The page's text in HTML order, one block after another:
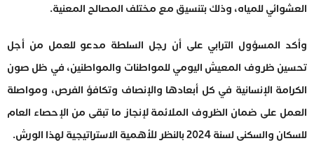
العشوائي للمياه، وذلك بتنسيق مع مختلف المصالح المعنية.
وأكد المسؤول الترابي على أن رجل السلطة مدعو للعمل من أجل
تحسين ظروف المعيش اليومي للمواطنات والمواطنين، في ظل صون
الكرامة الإنسانية في كل أبعادها والإنصاف وتكافؤ الفرص، ومواصلة
العمل على ضمان الظروف الملائمة لإنجاز ما تبقى من الإحصاء العام
للسكان والسكنى لسنة 2024 بالنظر للأهمية الاستراتيجية لهذا الورش.